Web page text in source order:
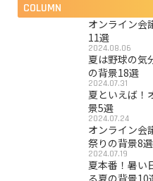
COLUMN
オンライン会
11選
2024.08.06
夏は野球の気
の背景18選
2024.07.31
夏といえば！
景5選
2024.07.24
オンライン会
祭りの背景8選
2024.07.19
夏本番！暑い
る夏の背景10